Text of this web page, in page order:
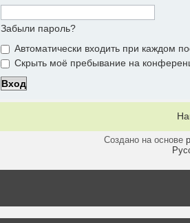
Забыли пароль?
Автоматически входить при каждом
Скрыть моё пребывание на
Создано на основе